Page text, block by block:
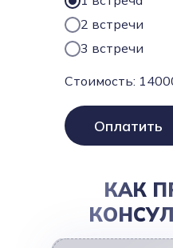
2 встречи
3 встречи
Стоимость:
Оплатить
КАК